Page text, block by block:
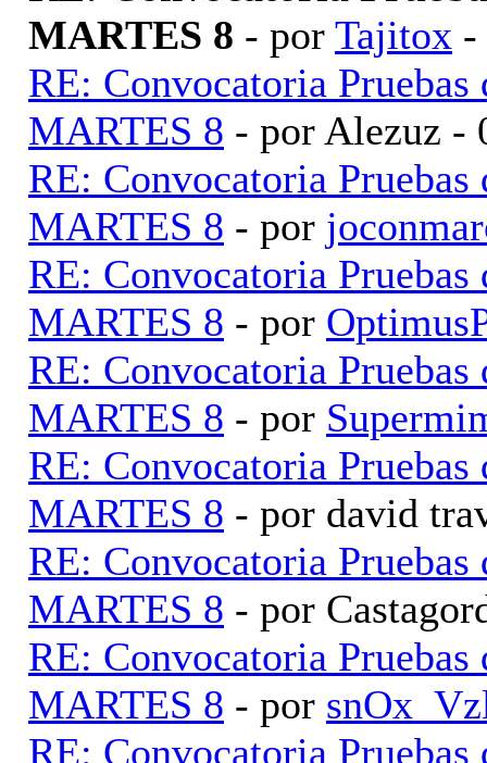
MARTES 8 - por Tajitox -
RE: Convocatoria
MARTES 8 - por Alezuz -
RE: Convocatoria
MARTES 8 - por
RE: Convocatoria
MARTES 8 - por
RE: Convocatoria
MARTES 8 - por
RE: Convocatoria
MARTES 8 - por david
RE: Convocatoria
MARTES 8 - por
RE: Convocatoria
MARTES 8 - por
RE: Convocatoria